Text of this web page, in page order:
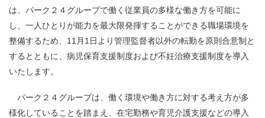
は、パーク２４グループで働く従業員の多様な働き方を可能に
し、一人ひとりが能力を最大限発揮することができる職場環境を
整備するため、11月1日より管理監督者以外の転勤を原則合意制と
するとともに、病児保育支援制度および不妊治療支援制度を導入
いたします。
パーク２４グループは、働く環境や働き方に対する考え方が多
様化していることを踏まえ、在宅勤務や育児介護支援などの導入